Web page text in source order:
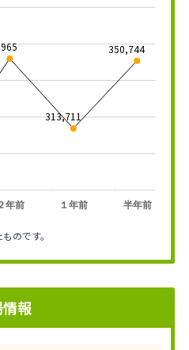
年前 １年前 半年前
313,711
350,744
のです。
報